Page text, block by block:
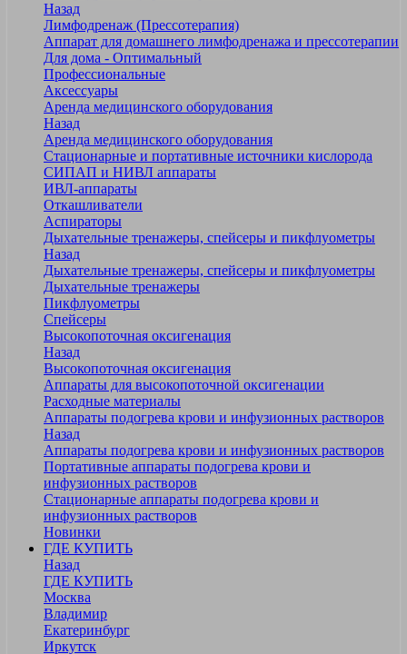
Назад
Лимфодренаж (Прессотерапия)
Аппарат для домашнего лимфодренажа и прессотерапии
Для дома - Оптимальный
Профессиональные
Аксессуары
Аренда медицинского оборудования
Назад
Аренда медицинского оборудования
Стационарные и портативные источники кислорода
СИПАП и НИВЛ аппараты
ИВЛ-аппараты
Откашливатели
Аспираторы
Дыхательные тренажеры, спейсеры и пикфлуометры
Назад
Дыхательные тренажеры, спейсеры и пикфлуометры
Дыхательные тренажеры
Пикфлуометры
Спейсеры
Высокопоточная оксигенация
Назад
Высокопоточная оксигенация
Аппараты для высокопоточной оксигенации
Расходные материалы
Аппараты подогрева крови и инфузионных растворов
Назад
Аппараты подогрева крови и инфузионных растворов
Портативные аппараты подогрева крови и
инфузионных растворов
Стационарные аппараты подогрева крови и
инфузионных растворов
Новинки
ГДЕ КУПИТЬ
Назад
ГДЕ КУПИТЬ
Москва
Владимир
Екатеринбург
Иркутск